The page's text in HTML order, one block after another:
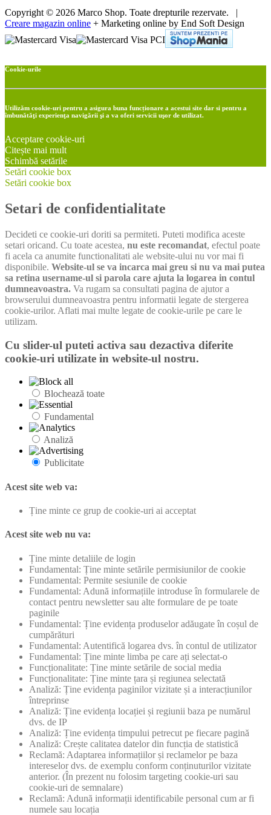
Copyright © 2026 Marco Shop. Toate drepturile rezervate. |
Creare magazin online + Marketing online by End Soft Design
Cookie-urile
Utilizăm cookie-uri pentru a asigura buna funcționare a acestui site dar si pentru a
îmbunătăţi experienţa navigării şi a va oferi servicii uşor de utilizat.
Acceptare cookie-uri
Citește mai mult
Schimbă setările
Setări cookie box
Setări cookie box
Setari de confidentialitate
Decideti ce cookie-uri doriti sa permiteti. Puteti modifica aceste
setari oricand. Cu toate acestea, nu este recomandat, efectul poate
fi acela ca anumite functionalitati ale website-ului nu vor mai fi
disponibile. Website-ul se va incarca mai greu si nu va mai putea
sa retina username-ul si parola care ajuta la logarea in contul
dumneavoastra. Va rugam sa consultati pagina de ajutor a
browserului dumneavoastra pentru informatii legate de stergerea
cookie-urilor. Aflati mai multe legate de cookie-urile pe care le
utilizam.
Cu slider-ul puteti activa sau dezactiva diferite
cookie-uri utilizate in website-ul nostru.
Blochează toate
Fundamental
Analiză
Publicitate
Acest site web va:
Ține minte ce grup de cookie-uri ai acceptat
Acest site web nu va:
Ține minte detaliile de login
Fundamental: Ține minte setările permisiunilor de cookie
Fundamental: Permite sesiunile de cookie
Fundamental: Adună informațiile introduse în formularele de
contact pentru newsletter sau alte formulare de pe toate
paginile
Fundamental: Ține evidența produselor adăugate în coșul de
cumpărături
Fundamental: Autentifică logarea dvs. în contul de utilizator
Fundamental: Ține minte limba pe care ați selectat-o
Funcționalitate: Ține minte setările de social media
Funcționalitate: Ține minte țara și regiunea selectată
Analiză: Ține evidența paginilor vizitate și a interacțiunilor
întreprinse
Analiză: Ține evidența locației și regiunii baza pe numărul
dvs. de IP
Analiză: Ține evidența timpului petrecut pe fiecare pagină
Analiză: Crește calitatea datelor din funcția de statistică
Reclamă: Adaptarea informațiilor și reclamelor pe baza
intereselor dvs. de exemplu conform conținuturilor vizitate
anterior. (În prezent nu folosim targeting cookie-uri sau
cookie-uri de semnalare)
Reclamă: Adună informații identificabile personal cum ar fi
numele sau locația